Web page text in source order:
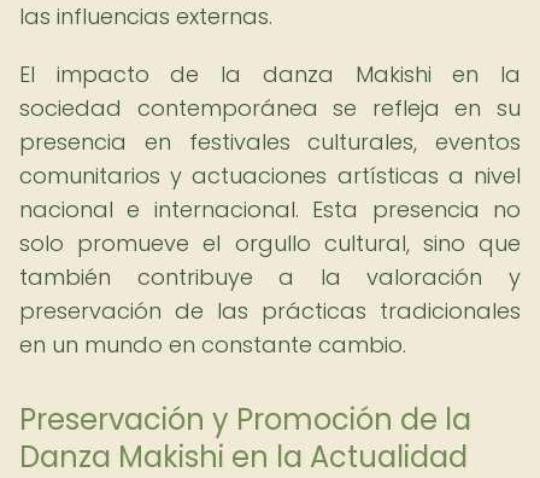
las influencias externas.
El impacto de la danza Makishi en la
sociedad contemporánea se refleja en su
presencia en festivales culturales, eventos
comunitarios y actuaciones artísticas a nivel
nacional e internacional. Esta presencia no
solo promueve el orgullo cultural, sino que
también contribuye a la valoración y
preservación de las prácticas tradicionales
en un mundo en constante cambio.
Preservación y Promoción de la
Danza Makishi en la Actualidad